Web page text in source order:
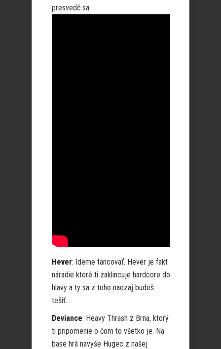
presvedč sa.
Hever: Ideme tancovať. Hever je fakt
náradie ktoré ti zaklincuje hardcore do
hlavy a ty sa z toho naozaj budeš
tešiť.
Deviance: Heavy Thrash z Brna, ktorý
ti pripomenie o čom to všetko je. Na
base hrá navyše Hugec z našej